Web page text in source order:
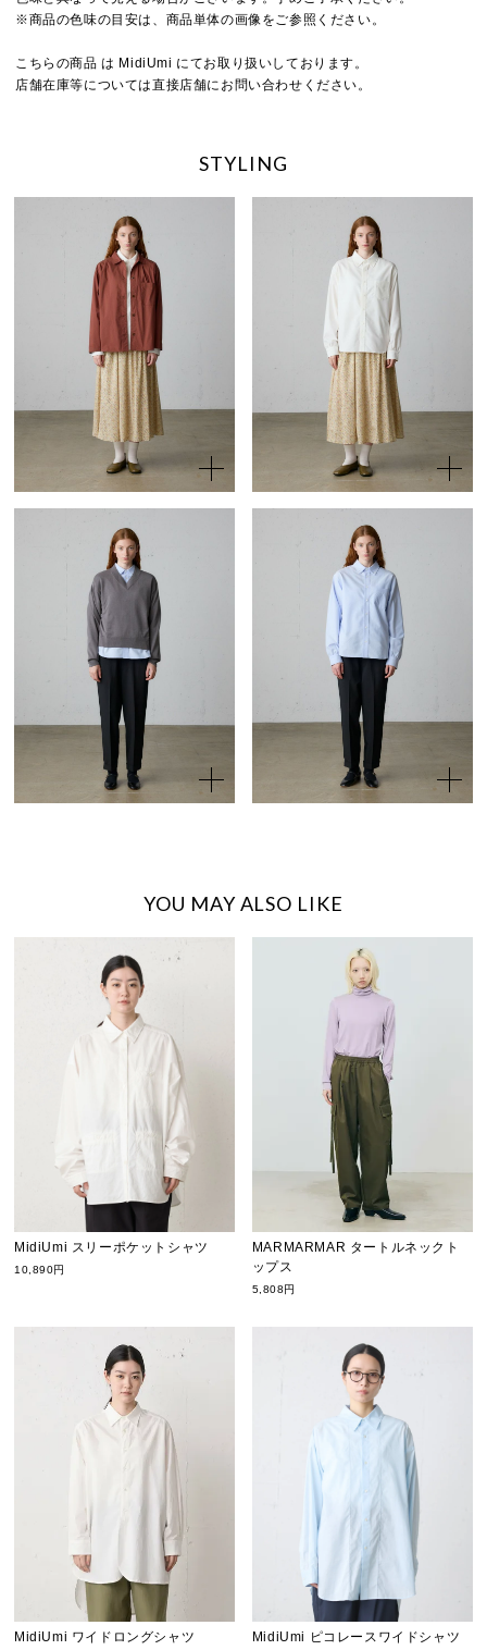
※商品の色味の目安は、商品単体の画像をご参照ください。
こちらの商品 は MidiUmi にてお取り扱いしております。
店舗在庫等については直接店舗にお問い合わせください。
STYLING
YOU MAY ALSO LIKE
MidiUmi スリーポケットシャツ
10,890円
MARMARMAR タートルネックト
ップス
5,808円
MidiUmi ワイドロングシャツ MidiUmi ピコレースワイドシャツ